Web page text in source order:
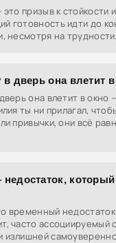
призыв к стойкости
готовность идти до
несмотря на трудности.
дверь она влетит
она влетит в окно
ты ни прилагал,
привычки, они всё
временный
часто ассоциируемый с
излишней